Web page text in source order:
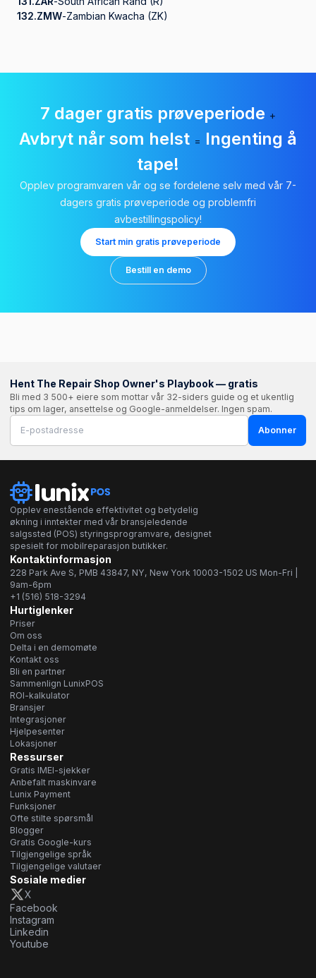
132.ZMW-Zambian Kwacha (ZK)
7 dager gratis prøveperiode +
Avbryt når som helst = Ingenting å
tape!
Opplev programvaren vår og se fordelene selv med vår 7-
dagers gratis prøveperiode og problemfri
avbestillingspolicy!
Bestill en demo
Start min gratis prøveperiode
Hent The Repair Shop Owner's Playbook — gratis
Bli med 3 500+ eiere som mottar vår 32-siders guide og et ukentlig
tips om lager, ansettelse og Google-anmeldelser. Ingen spam.
Abonner
Opplev enestående effektivitet og betydelig
økning i inntekter med vår bransjeledende
salgssted (POS) styringsprogramvare, designet
spesielt for mobilreparasjon butikker.
Kontaktinformasjon
228 Park Ave S, PMB 43847, NY, New York 10003-1502 US Mon-Fri |
9am-6pm
+1 (516) 518-3294
Hurtiglenker
Priser
Om oss
Delta i en demomøte
Kontakt oss
Bli en partner
Sammenlign LunixPOS
ROI-kalkulator
Bransjer
Integrasjoner
Hjelpesenter
Lokasjoner
Ressurser
Gratis IMEI-sjekker
Anbefalt maskinvare
Lunix Payment
Funksjoner
Ofte stilte spørsmål
Blogger
Gratis Google-kurs
Tilgjengelige språk
Tilgjengelige valutaer
Sosiale medier
X
Facebook
Instagram
Linkedin
Youtube